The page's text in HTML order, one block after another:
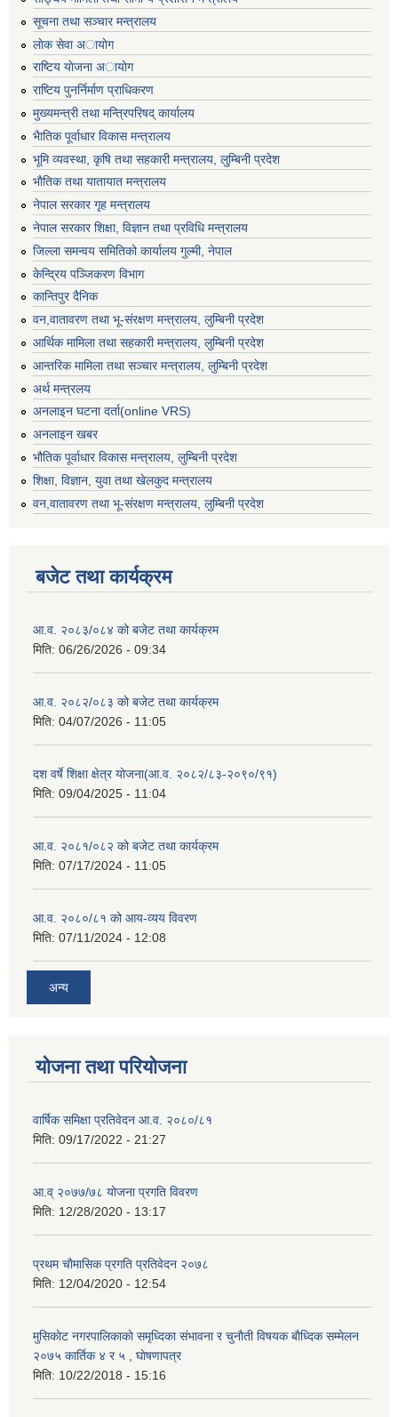
सूचना तथा सञ्चार मन्त्रालय
लाेक सेवा अायाेग
राष्टिय याेजना अायाेग
राष्टिय पुनर्निर्माण प्राधिकरण
मुख्यमन्त्री तथा मन्त्रिपरिषद् कार्यालय
भैातिक पूर्वाधार विकास मन्त्रालय
भूमि व्यवस्था, कृषि तथा सहकारी मन्त्रालय, लु्म्बिनी प्रदेश
भाैतिक तथा यातायात मन्त्रालय
नेपाल सरकार गृह मन्त्रालय
नेपाल सरकार शिक्षा, विज्ञान तथा प्रविधि मन्त्रालय
जिल्ला समन्वय समितिको कार्यालय गुल्मी, नेपाल
केन्द्रिय पञ्जिकरण विभाग
कान्तिपुर दैनिक
वन,वातावरण तथा भू-संरक्षण मन्त्रालय, लुम्बिनी प्रदेश
आर्थिक मामिला तथा सहकारी मन्त्रालय, लुम्बिनी प्रदेश
आन्तरिक मामिला तथा सञ्चार मन्त्रालय, लुम्बिनी प्रदेश
अर्थ मन्त्रलय
अनलाइन घटना दर्ता(online VRS)
अनलाइन खबर
भौतिक पूर्वाधार विकास मन्त्रालय, लुम्बिनी प्रदेश
शिक्षा, विज्ञान, युवा तथा खेलकुद मन्‍‍त्रालय
वन,वातावरण तथा भू-संरक्षण मन्त्रालय, लुम्बिनी प्रदेश
बजेट तथा कार्यक्रम
आ.व. २०८३/०८४ को बजेट तथा कार्यक्रम
मिति: 06/26/2026 - 09:34
आ.व. २०८२/०८३ को बजेट तथा कार्यक्रम
मिति: 04/07/2026 - 11:05
दश वर्षे शिक्षा क्षेत्र योजना(आ.व. २०८२/८३-२०९०/९१)
मिति: 09/04/2025 - 11:04
आ.व. २०८१/०८२ को बजेट तथा कार्यक्रम
मिति: 07/17/2024 - 11:05
आ.व. २०८०/८१ को आय-व्यय विवरण
मिति: 07/11/2024 - 12:08
अन्य
योजना तथा परियोजना
वार्षिक समिक्षा प्रतिवेदन आ.व. २०८०/८१
मिति: 09/17/2022 - 21:27
आ.व् २०७७/७८ योजना प्रगति विवरण
मिति: 12/28/2020 - 13:17
प्रथम चाैमासिक प्रगति प्रतिवेदन २०७८
मिति: 12/04/2020 - 12:54
मुसिकाेट नगरपालिकाकाे समृध्दिका संभावना र चुनाैती विषयक बाैध्दिक सम्मेलन
२०७५ कार्तिक ४ र ५ , घाेषणापत्र
मिति: 10/22/2018 - 15:16